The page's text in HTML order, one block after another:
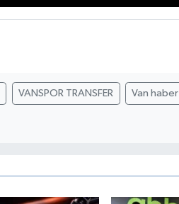
VANSPOR TRANSFER Van haber